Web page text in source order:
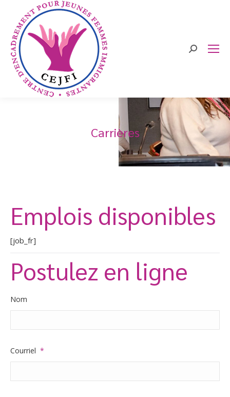
Search:
Carrières
Emplois disponibles
[job_fr]
Postulez en ligne
Nom
Courriel *